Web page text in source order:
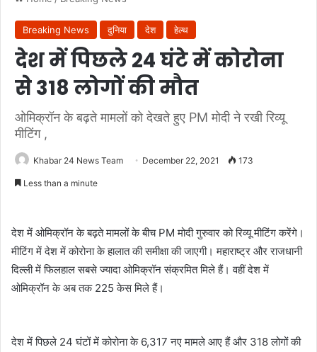
Breaking News दुनिया देश हेल्थ
देश में पिछले 24 घंटे में कोरोना
से 318 लोगों की मौत
ओमिक्रॉन के बढ़ते मामलों को देखते हुए PM मोदी ने रखी रिव्यू
मीटिंग ,
Khabar 24 News Team December 22, 2021 173
Less than a minute
देश में ओमिक्रॉन के बढ़ते मामलों के बीच PM मोदी गुरुवार को रिव्यू मीटिंग करेंगे।
मीटिंग में देश में कोरोना के हालात की समीक्षा की जाएगी। महाराष्ट्र और राजधानी
दिल्ली में फिलहाल सबसे ज्यादा ओमिक्रॉन संक्रमित मिले हैं। वहीं देश में
ओमिक्रॉन के अब तक 225 केस मिले हैं।
देश में पिछले 24 घंटों में कोरोना के 6,317 नए मामले आए हैं और 318 लोगों की